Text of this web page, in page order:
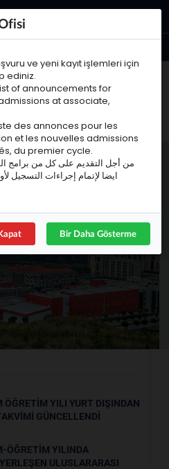
ÜNİVERSİTESİ
Daire Başkanlığı
/ Lisans
YILI YURT DIŞINDAN
GÜNCELLENDI
ÖĞRETIM YILINDA
ULUSLARARASI
ve yeni kayıt işlemleri için
ediniz.
of announcements for
at associate,
des annonces pour les
et les nouvelles admissions
du premier cycle.
ايضا لإتمام إجراءات التسجيل
Bir Daha Gösterme